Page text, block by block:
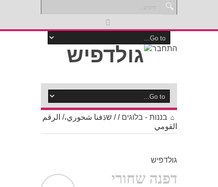
התחבר
בננות - בלוגים /
/ שدَفنا شحوري،/ الرقم
القومي
גולדפיש
דפנה שחורי